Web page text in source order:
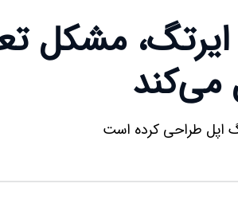
۱۰ ساله ایرتگ،
می‌کند
اپل طراحی کرده است